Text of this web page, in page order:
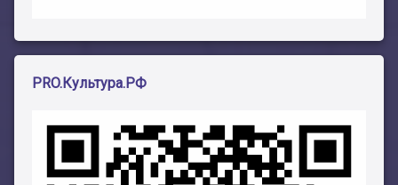
PRO.Культура.РФ